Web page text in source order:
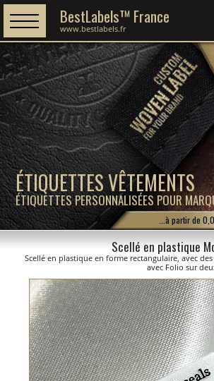
ÉTIQUETTES VÊTEMENTS
ÉTIQUETTES PERSONNALISÉES POUR
BestLabels™ France
www.bestlabels.fr
...à partir de
Scellé en plastique
Scellé en plastique en forme rectangulaire, avec
avec Folio sur